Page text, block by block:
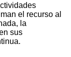
el recurso al
la
sus